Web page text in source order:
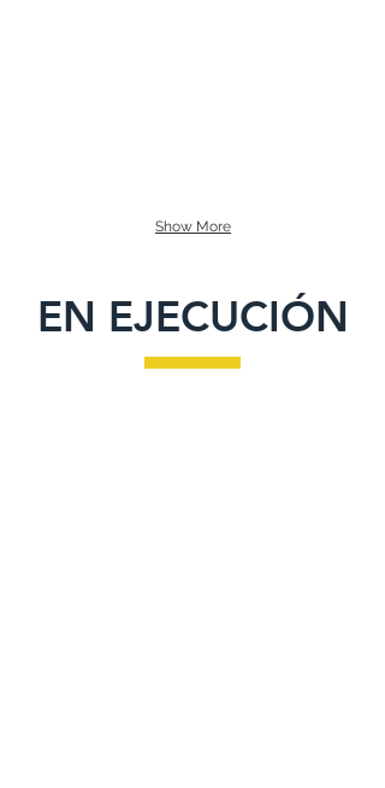
Show More
EN EJECUCIÓN